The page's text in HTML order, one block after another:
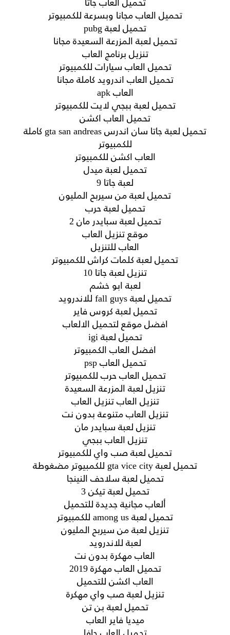
تحميل العاب مجانا وبسرعة للكمبيوتر
تحميل لعبة pubg
تحميل لعبة المزرعة السعيدة مجانا
تنزيل برنامج العاب
تحميل العاب سيارات للكمبيوتر
تحميل العاب اندرويد كاملة مجانا
العاب apk
تحميل لعبة ببجي لايت للكمبيوتر
تحميل العاب اكشن
تحميل لعبة جاتا سان اندرس gta san andreas كاملة
للكمبيوتر
العاب اكشن للكمبيوتر
تحميل لعبة ميدل
لعبة جاتا 9
تحميل لعبة من سيربح المليون
تحميل لعبة حرب
تحميل لعبة سبايدر مان 2
موقع تنزيل العاب
العاب للتنزيل
تحميل لعبة كلمات كراش للكمبيوتر
تنزيل لعبة جاتا 10
لعبة ابو خشم
تحميل لعبة fall guys للاندرويد
تحميل لعبة كروس فاير
افضل موقع لتحميل الالعاب
تحميل لعبة igi
افضل العاب الكمبيوتر
تحميل العاب psp
تحميل العاب حرب للكمبيوتر
تنزيل لعبة المزرعة السعيدة
تنزيل العاب تنزيل العاب
تنزيل العاب متنوعة بدون نت
تنزيل لعبة سبايدر مان
تنزيل العاب ببجي
تحميل لعبة صب واي للكمبيوتر
تحميل لعبة gta vice city للكمبيوتر مضغوطة
تحميل لعبة سلاحف النينجا
تحميل لعبة تيكن 3
ألعاب مجانية جديدة للتحميل
تحميل لعبة among us للكمبيوتر
تنزيل لعبة من سيربح المليون
لعبة للاندرويد
العاب مهكرة بدون نت
تحميل العاب مهكرة 2019
العاب اكشن للتحميل
تنزيل لعبة صب واي مهكرة
تحميل لعبة بن تن
ميديا فاير العاب